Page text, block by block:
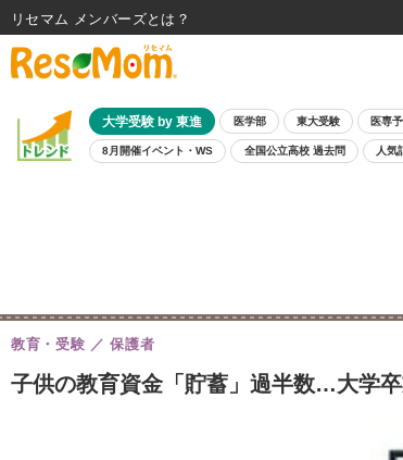
大学受験 by 東進 医学部 東大受験 医専
8月開催イベント・WS 全国公立高校 過去問 人気
子供の教育資金「貯蓄」過半数…大学
教育・受験 保護者
リセマム メンバーズ